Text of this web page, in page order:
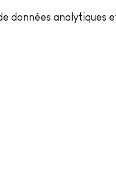
données analytiques